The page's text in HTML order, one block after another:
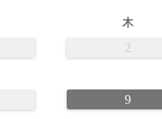
木
2
9